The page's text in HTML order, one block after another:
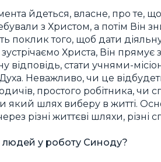
йдеться, власне, про те,
з Христом, а потім Він
поклик того, щоб дати
Христа, Він
відповідь, стати учнями-
Неважливо, чи це
простого робітника, чи
який шлях виберу в житті.
різні життєві шляхи, різні
людей у роботу Синоду?